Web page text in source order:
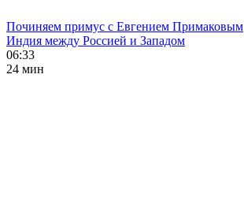
Починяем примус с Евгением Примаковым
Индия между Россией и Западом
06:33
24 мин